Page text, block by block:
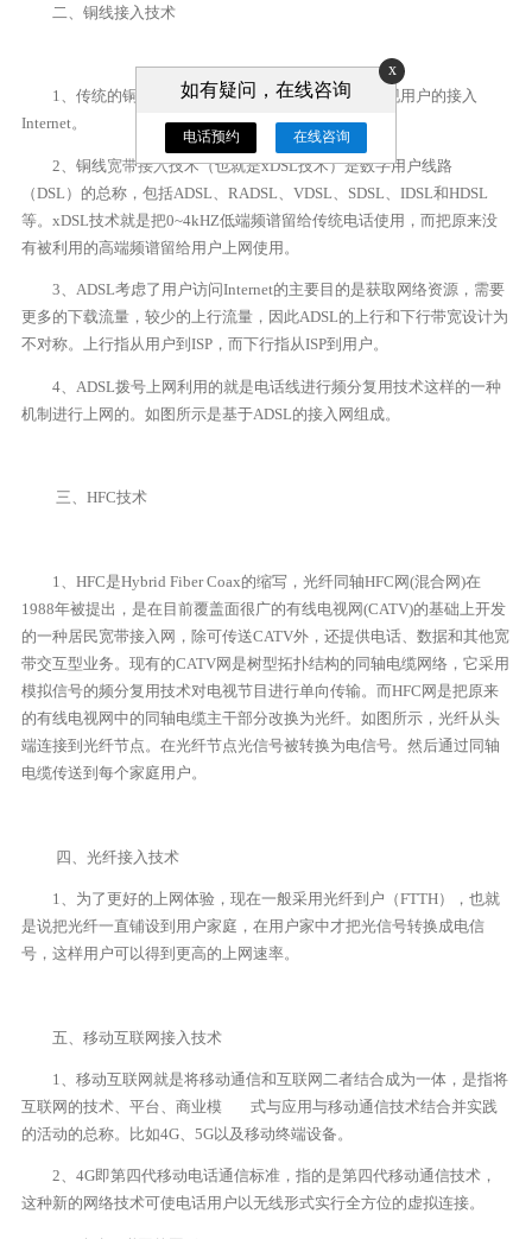
二、铜线接入技术
1、传统的铜线接入技术是通过调制解调器拨号实现用户的接入
Internet。
2、铜线宽带接入技术（也就是xDSL技术）是数字用户线路
（DSL）的总称，包括ADSL、RADSL、VDSL、SDSL、IDSL和HDSL
等。xDSL技术就是把0~4kHZ低端频谱留给传统电话使用，而把原来没
有被利用的高端频谱留给用户上网使用。
3、ADSL考虑了用户访问Internet的主要目的是获取网络资源，需要
更多的下载流量，较少的上行流量，因此ADSL的上行和下行带宽设计为
不对称。上行指从用户到ISP，而下行指从ISP到用户。
4、ADSL拨号上网利用的就是电话线进行频分复用技术这样的一种
机制进行上网的。如图所示是基于ADSL的接入网组成。
三、HFC技术
1、HFC是Hybrid Fiber Coax的缩写，光纤同轴HFC网(混合网)在
1988年被提出，是在目前覆盖面很广的有线电视网(CATV)的基础上开发
的一种居民宽带接入网，除可传送CATV外，还提供电话、数据和其他宽
带交互型业务。现有的CATV网是树型拓扑结构的同轴电缆网络，它采用
模拟信号的频分复用技术对电视节目进行单向传输。而HFC网是把原来
的有线电视网中的同轴电缆主干部分改换为光纤。如图所示，光纤从头
端连接到光纤节点。在光纤节点光信号被转换为电信号。然后通过同轴
电缆传送到每个家庭用户。
四、光纤接入技术
1、为了更好的上网体验，现在一般采用光纤到户（FTTH），也就
是说把光纤一直铺设到用户家庭，在用户家中才把光信号转换成电信
号，这样用户可以得到更高的上网速率。
五、移动互联网接入技术
1、移动互联网就是将移动通信和互联网二者结合成为一体，是指将
互联网的技术、平台、商业模 式与应用与移动通信技术结合并实践
的活动的总称。比如4G、5G以及移动终端设备。
2、4G即第四代移动电话通信标准，指的是第四代移动通信技术，
这种新的网络技术可使电话用户以无线形式实行全方位的虚拟连接。
x
如有疑问，在线咨询
电话预约 在线咨询